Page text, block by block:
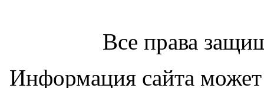
Все права
Информация сайта может